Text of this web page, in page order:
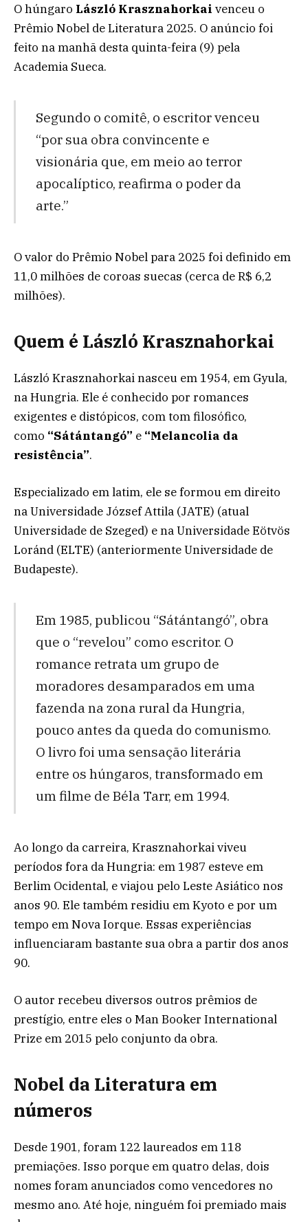
O húngaro László Krasznahorkai venceu o
Prêmio Nobel de Literatura 2025. O anúncio foi
feito na manhã desta quinta-feira (9) pela
Academia Sueca.
Segundo o comitê, o escritor venceu
“por sua obra convincente e
visionária que, em meio ao terror
apocalíptico, reafirma o poder da
arte.”
O valor do Prêmio Nobel para 2025 foi definido em
11,0 milhões de coroas suecas (cerca de R$ 6,2
milhões).
Quem é László Krasznahorkai
László Krasznahorkai nasceu em 1954, em Gyula,
na Hungria. Ele é conhecido por romances
exigentes e distópicos, com tom filosófico,
como “Sátántangó” e “Melancolia da
resistência”.
Especializado em latim, ele se formou em direito
na Universidade József Attila (JATE) (atual
Universidade de Szeged) e na Universidade Eötvös
Loránd (ELTE) (anteriormente Universidade de
Budapeste).
Em 1985, publicou “Sátántangó”, obra
que o “revelou” como escritor. O
romance retrata um grupo de
moradores desamparados em uma
fazenda na zona rural da Hungria,
pouco antes da queda do comunismo.
O livro foi uma sensação literária
entre os húngaros, transformado em
um filme de Béla Tarr, em 1994.
Ao longo da carreira, Krasznahorkai viveu
períodos fora da Hungria: em 1987 esteve em
Berlim Ocidental, e viajou pelo Leste Asiático nos
anos 90. Ele também residiu em Kyoto e por um
tempo em Nova Iorque. Essas experiências
influenciaram bastante sua obra a partir dos anos
90.
O autor recebeu diversos outros prêmios de
prestígio, entre eles o Man Booker International
Prize em 2015 pelo conjunto da obra.
Nobel da Literatura em
números
Desde 1901, foram 122 laureados em 118
premiações. Isso porque em quatro delas, dois
nomes foram anunciados como vencedores no
mesmo ano. Até hoje, ninguém foi premiado mais